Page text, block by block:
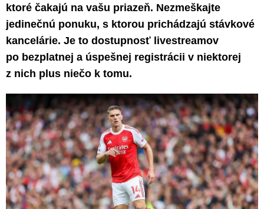
ktoré čakajú na vašu priazeň. Nezmeškajte
jedinečnú ponuku, s ktorou prichádzajú stávkové
kancelárie. Je to dostupnosť livestreamov
po bezplatnej a úspešnej registrácii v niektorej
z nich plus niečo k tomu.